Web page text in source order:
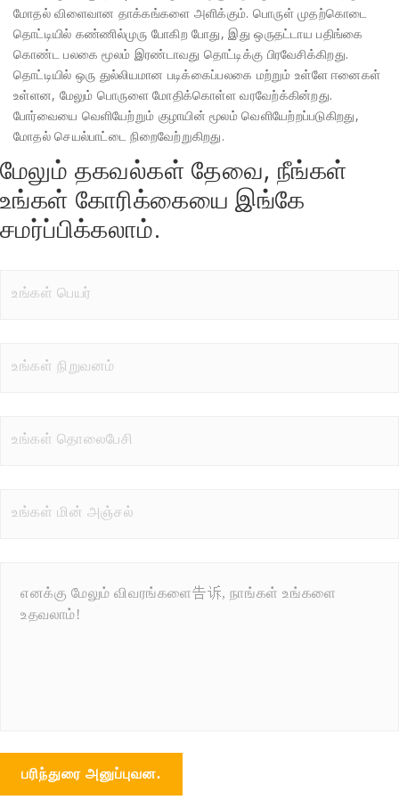
மோதல் விளைவான தாக்கங்களை அளிக்கும். பொருள் முதற்கொடை
தொட்டியில் கண்ணில்முரு போகிற போது, இது ஒருதட்டாய பதிங்கை
கொண்ட பலகை மூலம் இரண்டாவது தொட்டிக்கு பிரவேசிக்கிறது.
தொட்டியில் ஒரு துல்லியமான படிக்கைப்பலகை மற்றும் உள்ளே ஈனைகள்
உள்ளன, மேலும் பொருளை மோதிக்கொள்ள வரவேற்க்கின்றது.
போர்வையை வெளியேற்றும் குழாயின் மூலம் வெளியேற்றப்படுகிறது,
மோதல் செயல்பாட்டை நிறைவேற்றுகிறது.
மேலும் தகவல்கள் தேவை, நீங்கள்
உங்கள் கோரிக்கையை இங்கே
சமர்ப்பிக்கலாம்.
பரிந்துரை அனுப்புவன.